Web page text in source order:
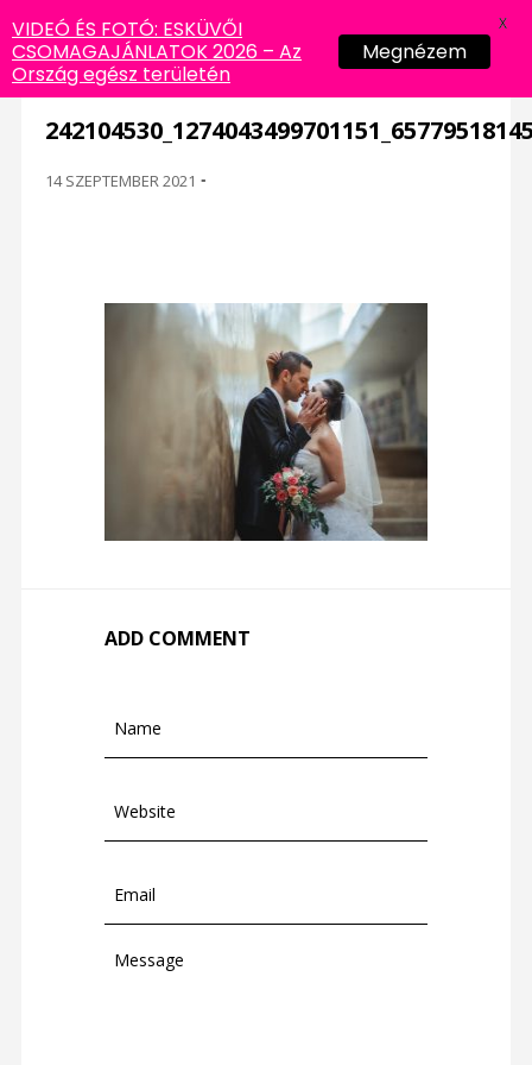
14 SZEPTEMBER 2021 -
ADD COMMENT
VIDEÓ ÉS FOTÓ: ESKÜVŐI
CSOMAGAJÁNLATOK 2026 – Az
Ország egész területén
Megnézem
X